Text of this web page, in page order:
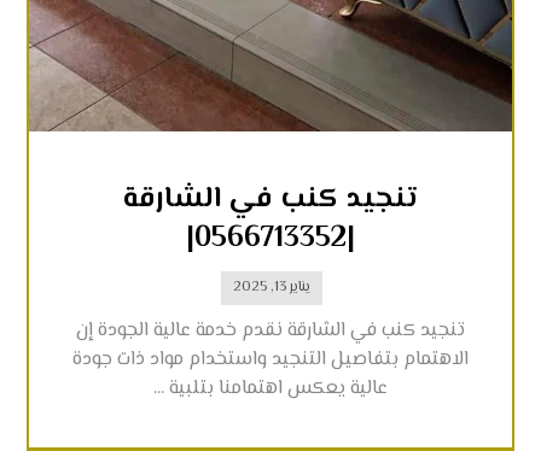
تنجيد كنب في الشارقة
|0566713352|
يناير 13, 2025
تنجيد كنب في الشارقة نقدم خدمة عالية الجودة إن
الاهتمام بتفاصيل التنجيد واستخدام مواد ذات جودة
عالية يعكس اهتمامنا بتلبية ...